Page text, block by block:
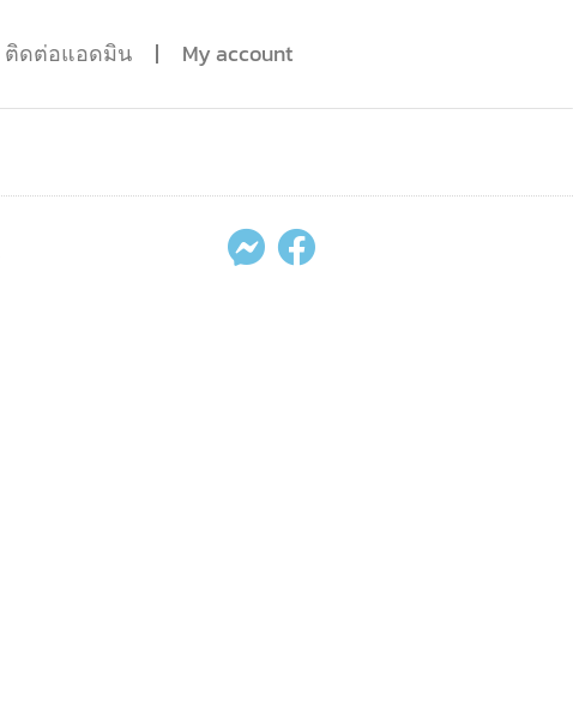
ติดต่อแอดมิน My account